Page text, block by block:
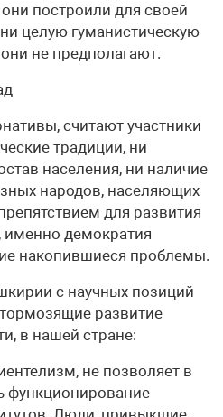
построили для своей
целую гуманистическую
не предполагают.
считают участники
традиции, ни
населения, ни наличие
народов, населяющих
для развития
именно демократия
накопившиеся проблемы.
с научных позиций
развитие
в нашей стране:
не позволяет в
функционирование